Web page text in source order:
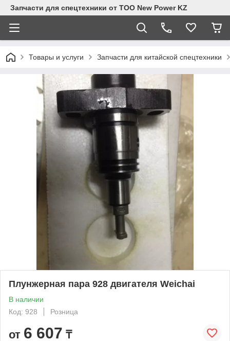
Запчасти для спецтехники от ТОО New Power KZ
Товары и услуги Запчасти для китайской спецтехники
Плунжерная пара 928 двигателя Weichai
В наличии
Код: 928
Розница
от 6 607 ₸